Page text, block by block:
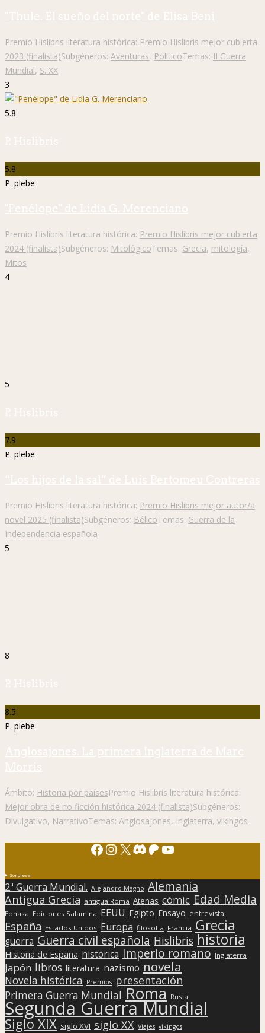
"Thule. El sueño del norte" de Elisa Beni
Premio Hislibris literatura histórica: Premio Hislibris mejor cubierta
2023 (finalista)Subgéneros: Aventuras, PolíticoTemas: II Guerra
Mundial, S. XX
3
5.8
P. Hislibris
5.8
P. plebe
"Penélope" de Lidia G. Merenciano
Premio Hislibris literatura histórica: Premio Hislibris mejor cubierta
2024 (finalista)Subgéneros: MitológicoTemas: Grecia, mitología,
Mitos
4
5
P. Hislibris
7.9
P. plebe
“Los hijos de la sal” de Luis Bertomeu Contreras
Premio Hislibris literatura histórica: Premio Hislibris mejor autor/a
novel 2025 (finalista)Subgéneros: BélicoTemas: Guerra de la
Independencia española
5
8
P. Hislibris
8.5
P. plebe
Anglosajones. La primera Inglaterra de Marc
Morris
Ámbito: Historia por paísesPremio Hislibris literatura histórica:
Mejor obra de no ficción histórica 2024 (finalista)Subgéneros:
Divulgativo, NarrativoTemas: Anglosajones, Inglaterra, vikingos
Facebook
Instagram
X Discord
Patreon
YouTube
Sorpresa
2ª Guerra Mundial. Alejandro Magno Alemania
Antigua Grecia antigua Roma Atenas cómic Edad Media
Edhasa Ediciones Salamina EEUU Egipto Ensayo entrevista
España Estados Unidos Europa filosofía Francia Grecia
guerra Guerra civil española Hislibris historia
Historia de España histórica Imperio romano Inglaterra
Japón libros literatura nazismo novela
Novela histórica Premios presentación
Primera Guerra Mundial Roma Rusia
Segunda Guerra Mundial
Siglo XIX siglo XVI siglo XX Viajes vikingos